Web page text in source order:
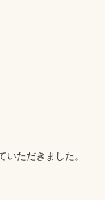
ただきました。